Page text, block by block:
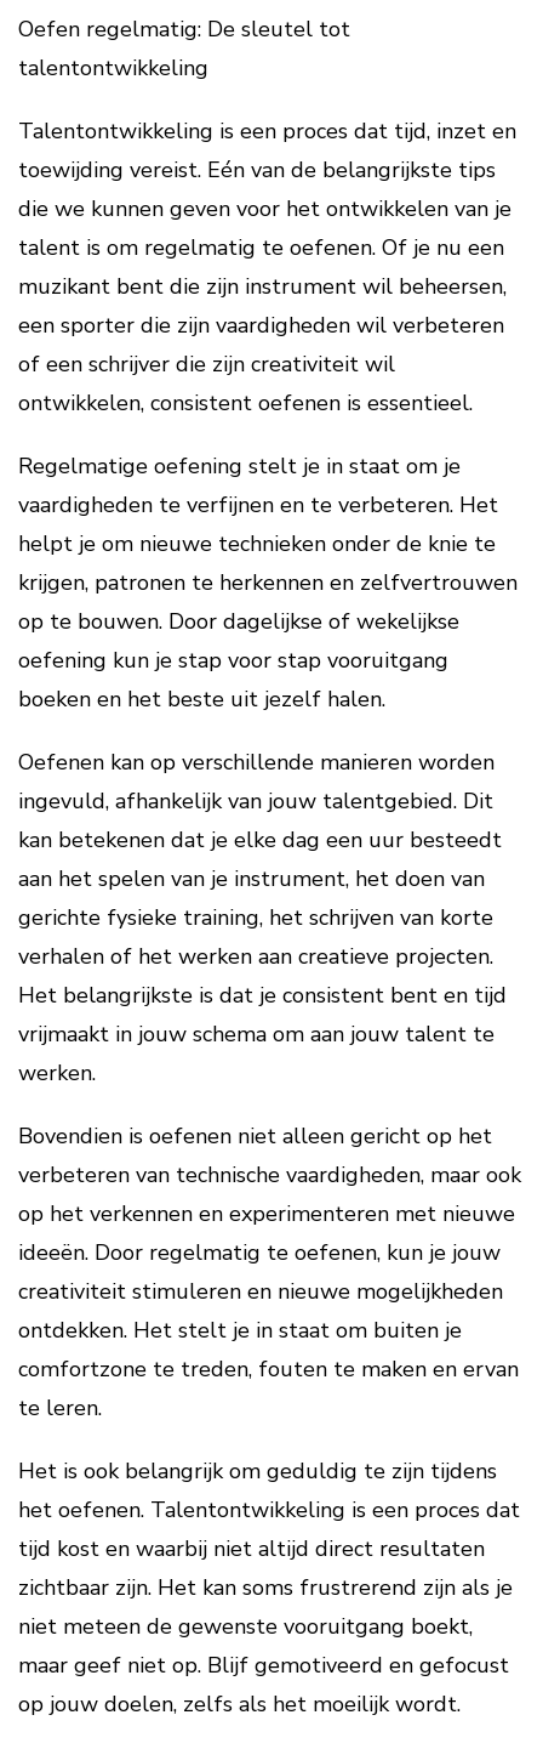
Oefen regelmatig: De sleutel tot
talentontwikkeling
Talentontwikkeling is een proces dat tijd, inzet en
toewijding vereist. Eén van de belangrijkste tips
die we kunnen geven voor het ontwikkelen van je
talent is om regelmatig te oefenen. Of je nu een
muzikant bent die zijn instrument wil beheersen,
een sporter die zijn vaardigheden wil verbeteren
of een schrijver die zijn creativiteit wil
ontwikkelen, consistent oefenen is essentieel.
Regelmatige oefening stelt je in staat om je
vaardigheden te verfijnen en te verbeteren. Het
helpt je om nieuwe technieken onder de knie te
krijgen, patronen te herkennen en zelfvertrouwen
op te bouwen. Door dagelijkse of wekelijkse
oefening kun je stap voor stap vooruitgang
boeken en het beste uit jezelf halen.
Oefenen kan op verschillende manieren worden
ingevuld, afhankelijk van jouw talentgebied. Dit
kan betekenen dat je elke dag een uur besteedt
aan het spelen van je instrument, het doen van
gerichte fysieke training, het schrijven van korte
verhalen of het werken aan creatieve projecten.
Het belangrijkste is dat je consistent bent en tijd
vrijmaakt in jouw schema om aan jouw talent te
werken.
Bovendien is oefenen niet alleen gericht op het
verbeteren van technische vaardigheden, maar ook
op het verkennen en experimenteren met nieuwe
ideeën. Door regelmatig te oefenen, kun je jouw
creativiteit stimuleren en nieuwe mogelijkheden
ontdekken. Het stelt je in staat om buiten je
comfortzone te treden, fouten te maken en ervan
te leren.
Het is ook belangrijk om geduldig te zijn tijdens
het oefenen. Talentontwikkeling is een proces dat
tijd kost en waarbij niet altijd direct resultaten
zichtbaar zijn. Het kan soms frustrerend zijn als je
niet meteen de gewenste vooruitgang boekt,
maar geef niet op. Blijf gemotiveerd en gefocust
op jouw doelen, zelfs als het moeilijk wordt.